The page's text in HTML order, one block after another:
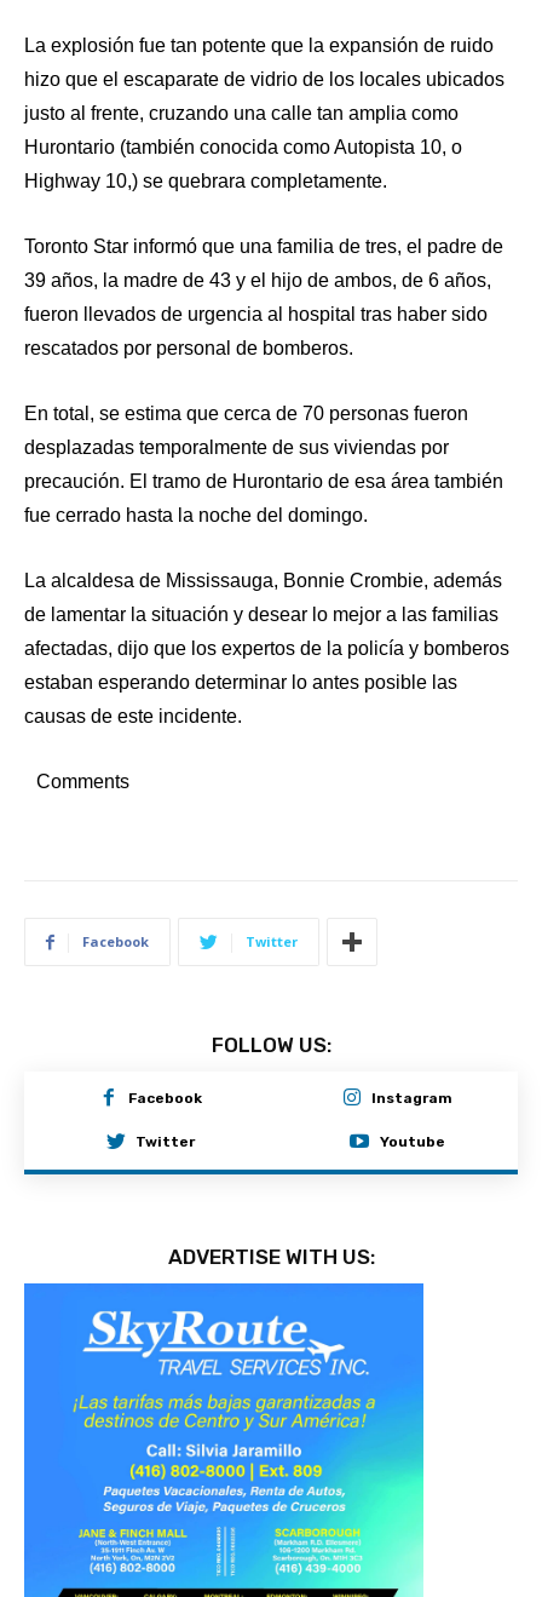
La explosión fue tan potente que la expansión de ruido
hizo que el escaparate de vidrio de los locales ubicados
justo al frente, cruzando una calle tan amplia como
Hurontario (también conocida como Autopista 10, o
Highway 10,) se quebrara completamente.
Toronto Star informó que una familia de tres, el padre de
39 años, la madre de 43 y el hijo de ambos, de 6 años,
fueron llevados de urgencia al hospital tras haber sido
rescatados por personal de bomberos.
En total, se estima que cerca de 70 personas fueron
desplazadas temporalmente de sus viviendas por
precaución. El tramo de Hurontario de esa área también
fue cerrado hasta la noche del domingo.
La alcaldesa de Mississauga, Bonnie Crombie, además
de lamentar la situación y desear lo mejor a las familias
afectadas, dijo que los expertos de la policía y bomberos
estaban esperando determinar lo antes posible las
causas de este incidente.
Comments
Facebook Twitter
FOLLOW US:
Facebook Instagram
Twitter Youtube
ADVERTISE WITH US: